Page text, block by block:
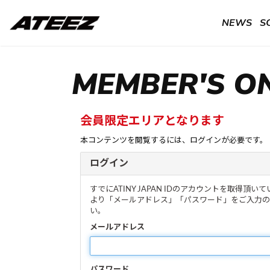
NEWS
MEMBER'S
会員限定エリアとなります
本コンテンツを閲覧するには、ログインが必要です。
ログイン
すでにATINY JAPAN IDのアカウントを取得頂い
より「メールアドレス」「パスワード」をご入力
い。
メールアドレス